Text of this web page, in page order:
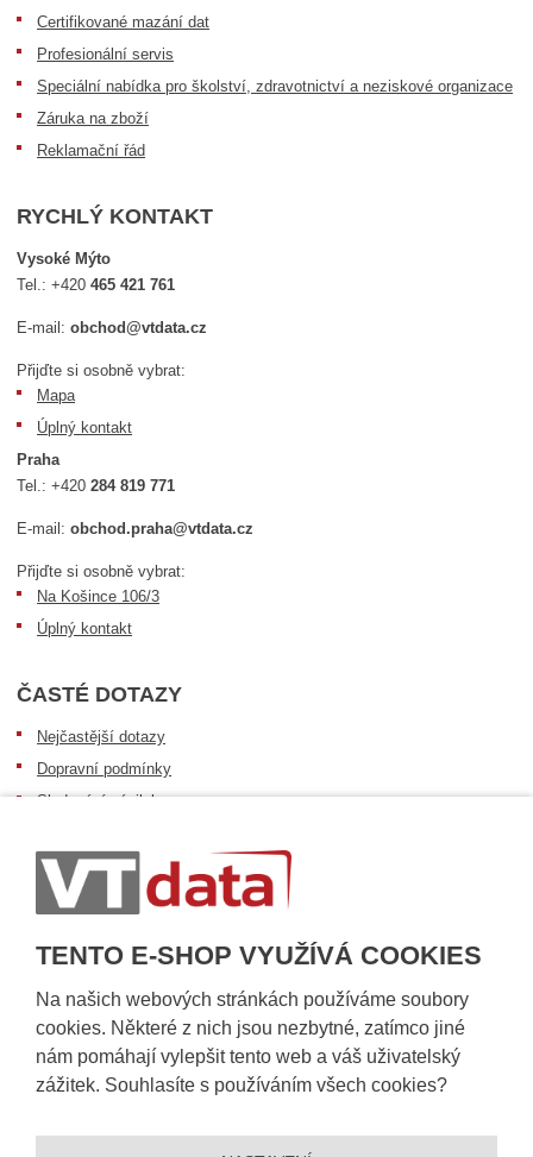
TENTO E-SHOP VYUŽÍVÁ COOKIES
Na našich webových stránkách používáme soubory
cookies. Některé z nich jsou nezbytné, zatímco jiné
nám pomáhají vylepšit tento web a váš uživatelský
zážitek. Souhlasíte s používáním všech cookies?
Certifikované mazání dat
Profesionální servis
Speciální nabídka pro školství, zdravotnictví a neziskové organizace
Záruka na zboží
Reklamační řád
RYCHLÝ KONTAKT
Vysoké Mýto
Tel.:+420465 421 761
E-mail:obchod@vtdata.cz
Přijďte si osobně vybrat:
Mapa
Úplný kontakt
Praha
Tel.:+420284 819 771
E-mail:obchod.praha@vtdata.cz
Přijďte si osobně vybrat:
Na Košince 106/3
Úplný kontakt
ČASTÉ DOTAZY
Nejčastější dotazy
Dopravní podmínky
Sledování zásilek
Informace k dostupnosti zboží
Obecné informace